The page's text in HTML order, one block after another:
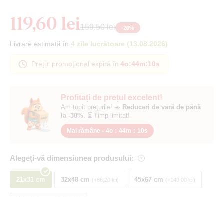
Profitați de prețul excelent!
Am topit prețurile! ☀️ Reduceri de vară de până
la -30%. ⏳ Timp limitat!
Mai rămâne - 4o : 44m : 9s
Alegeți-vă dimensiunea produsului:
21x31 cm 32x48 cm +66,20 lei 45x67 cm +149,00 lei
119,60 lei159,50 lei -26%
Livrare estimată în 4 zile lucrătoare (13.08.2026)
Prețul promoțional expiră în 4o:44m:9s